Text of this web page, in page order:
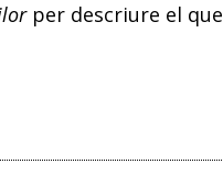
per descriure el que